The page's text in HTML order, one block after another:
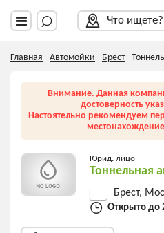
Что ищете?
Главная - Автомойки - Брест-
Внимание. Данная
достоверность
Настоятельно рекомендуем
Юрид. лицо
Тоннельная
Брест,
Открыто до